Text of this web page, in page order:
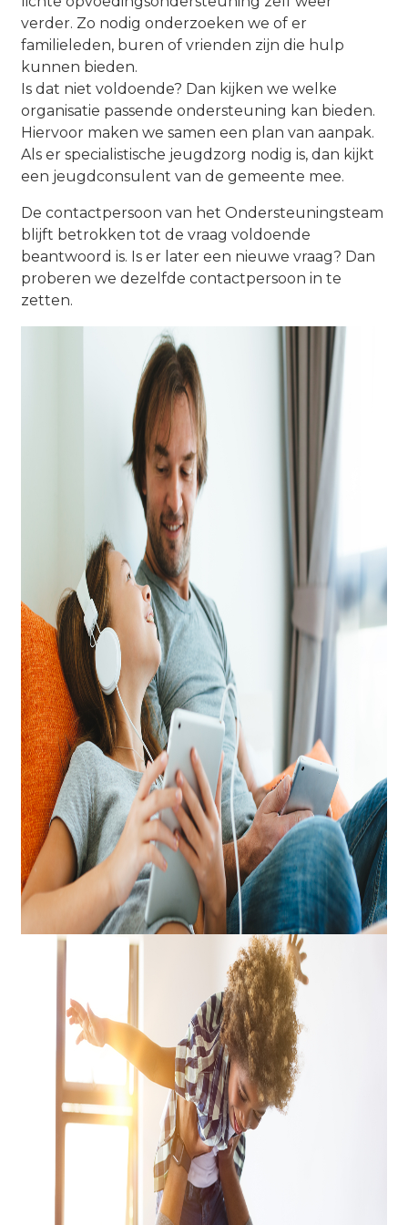
verder. Zo nodig onderzoeken we of er
familieleden, buren of vrienden zijn die hulp
kunnen bieden.
Is dat niet voldoende? Dan kijken we welke
organisatie passende ondersteuning kan bieden.
Hiervoor maken we samen een plan van aanpak.
Als er specialistische jeugdzorg nodig is, dan kijkt
een jeugdconsulent van de gemeente mee.
De contactpersoon van het Ondersteuningsteam
blijft betrokken tot de vraag voldoende
beantwoord is. Is er later een nieuwe vraag? Dan
proberen we dezelfde contactpersoon in te
zetten.